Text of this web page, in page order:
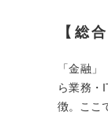
【総
「金融
ら業務・
徴。ここ